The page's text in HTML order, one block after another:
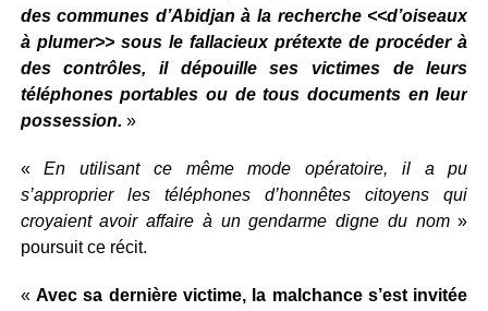
des communes d’Abidjan à la recherche <<d’oiseaux
à plumer>> sous le fallacieux prétexte de procéder à
des contrôles, il dépouille ses victimes de leurs
téléphones portables ou de tous documents en leur
possession. »
«En utilisant ce même mode opératoire, il a pu
s’approprier les téléphones d’honnêtes citoyens qui
croyaient avoir affaire à un gendarme digne du nom»
poursuit ce récit.
« Avec sa dernière victime, la malchance s’est invitée